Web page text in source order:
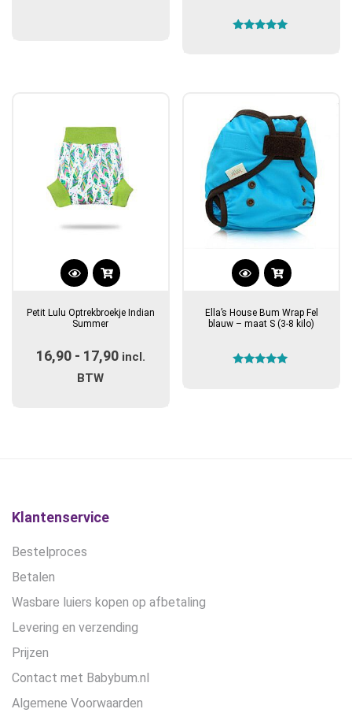
Dit
heeft
variaties.
Deze
productpagina
Petit Lulu Optrekbroekje Indian
Summer
16,90 - 17,90Prijsklasse:
incl.
BTW
Ella’s House Bum Wrap Fel
blauw – maat S (3-8 kilo)
Klantenservice
Bestelproces
Betalen
Wasbare luiers kopen op afbetaling
Levering en verzending
Prijzen
Contact met Babybum.nl
Algemene Voorwaarden